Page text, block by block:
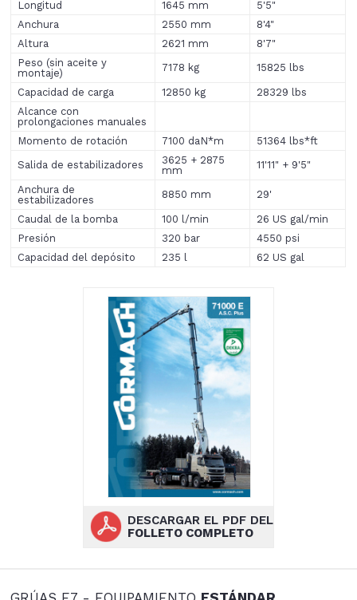
Longitud
1645 mm
5'5"
Anchura
2550 mm
8'4"
Altura
2621 mm
8'7"
Peso (sin aceite y
montaje)
7178 kg 15825 lbs
Capacidad de carga 12850 kg
28329 lbs
Alcance con
prolongaciones manuales
Momento de rotación
7100 daN*m
51364 lbs*ft
Salida de estabilizadores
3625 + 2875
mm
11'11" + 9'5"
Anchura de
estabilizadores
8850 mm 29'
Caudal de la bomba 100 l/min
26 US gal/min
Presión
320 bar
4550 psi
Capacidad del depósito
235 l 62 US gal
DESCARGAR EL PDF DEL
FOLLETO COMPLETO